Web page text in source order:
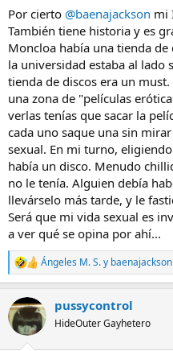
equipo aún decidí comprarme
teníamos tocadiscos) del tirón,
Farewell My Summer Love, One
Michael Jackson, The Original
To Yesterday, Here I Am, Come
Summer Love con otra
uno le costó a mi señora madre
Ese era el precio en aquellos
deportivas) Joma...
Pocos días después llegaba a
madera y puerta de cristal y
sería suyo por los siguientes 12
me hizo pasar...
Pocos meses después me
equipo venía sin él) y entonces
ni Thriller ni Bad, si no The Best
momento todo lo que tenía
entonces mis viajes a Barcelona
hicieron incontables. Discos
Discos Revolver,... y ya todas
Por cierto @baenajackson mi
También tiene historia y es
Moncloa había una tienda
la universidad estaba al lado
tienda de discos era un
una zona de "películas
verlas tenías que sacar la
cada uno saque una sin
sexual. En mi turno,
había un disco. Menudo
no le tenía. Alguien debía
llevárselo más tarde, y le
Será que mi vida sexual es
a ver qué se opina por ahí...
R
e
c
c
i
Ángeles M. S.y baenajackson
pussycontrol
HideOuter Gayhetero